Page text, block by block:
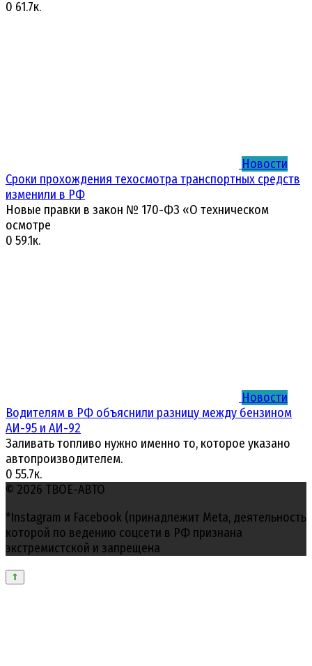
0 61.7к.
Новости
Сроки прохождения техосмотра транспортных средств
изменили в РФ
Новые правки в закон № 170-ФЗ «О техническом
осмотре
0 59.1к.
Новости
Водителям в РФ объяснили разницу между бензином
АИ-95 и АИ-92
Заливать топливо нужно именно то, которое указано
автопроизводителем.
0 55.7к.
© 2026 ТВОЕ-АВТО
*Instagram и Facebook (принадлежит Meta, деятельность
которой по ведению соцсети в РФ признана
экстремистской и запрещена